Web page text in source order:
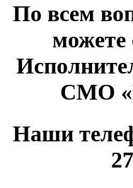
По всем
можете
СМО
Наши